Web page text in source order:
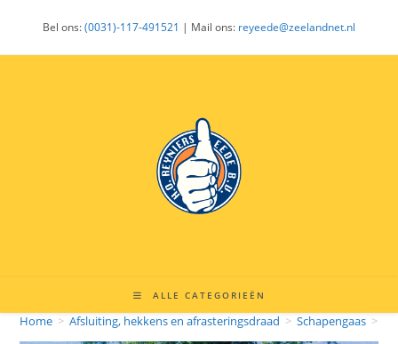
inhoud
Bel ons:(0031)-117-491521 | Mail ons: reyeede@zeelandnet.nl
ALLE CATEGORIEËN
Home > Afsluiting, hekkens en afrasteringsdraad > Schapengaas >